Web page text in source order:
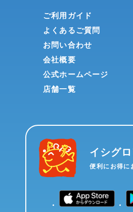
ご利用ガイド
よくあるご質問
お問い合わせ
会社概要
公式ホームページ
店舗一覧
イシグ
便利にお得に